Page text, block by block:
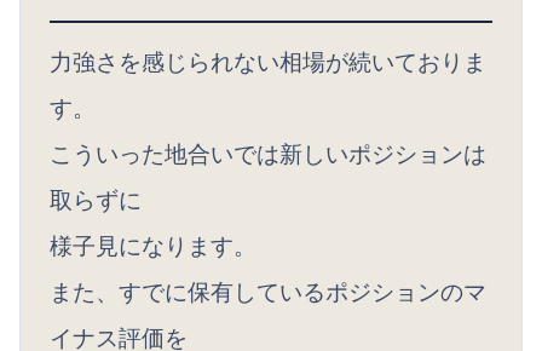
力強さを感じられない相場が続いておりま
す。
こういった地合いでは新しいポジションは
取らずに
様子見になります。
また、すでに保有しているポジションのマ
イナス評価を